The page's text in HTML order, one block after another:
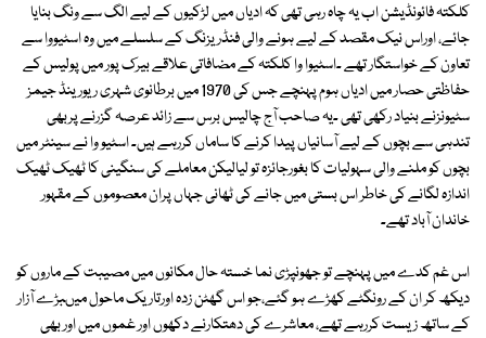
کلکتہ فائونڈیشن اب یہ چاہ رہی تھی کہ ادیاں میں لڑکیوں کے لیے الگ سے ونگ بنایا
جائے، اوراس نیک مقصد کے لیے ہونے والی فنڈریزنگ کے سلسلے میں وہ اسٹیووا سے
تعاون کے خواستگار تھے ۔اسٹیوا وا کلکتہ کے مضافاتی علاقے بیرک پور میں پولیس کے
حفاظتی حصار میں ادیاں ہوم پہنچے جس کی 1970 میں برطانوی شہری ریورینڈ جیمز
سٹیونزنے بنیاد رکھی تھی ۔یہ صاحب آج چالیس برس سے زائد عرصہ گزرنے پربھی
تندہی سے بچوں کے لیے آسانیاں پیدا کرنے کا ساماں کررہے ہیں۔ اسٹیو وا نے سینٹر میں
بچوں کو ملنے والی سہولیات کا بغورجائزہ تو لیالیکن معاملے کی سنگینی کا ٹھیک ٹھیک
اندازہ لگانے کی خاطر اس بستی میں جانے کی ٹھانی جہاں پران معصوموں کے مقہور
خاندان آباد تھے۔
اس غم کدے میں پہنچے تو جھونپڑی نما خستہ حال مکانوں میں مصیبت کے ماروں کو
دیکھ کر ان کے رونگٹے کھڑے ہو گئے،جو اس گھٹن زدہ اورتاریک ماحول میںبڑے آزار
کے ساتھ زیست کررہے تھے، معاشرے کی دھتکارنے دکھوں اور غموں میں اور بھی